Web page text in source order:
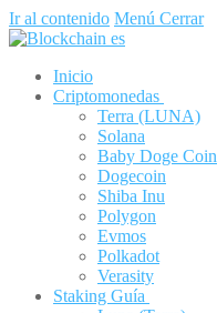
Ir al contenido Menú Cerrar
Inicio
Criptomonedas
Terra (LUNA)
Solana
Baby Doge Coin
Dogecoin
Shiba Inu
Polygon
Evmos
Polkadot
Verasity
Staking Guía